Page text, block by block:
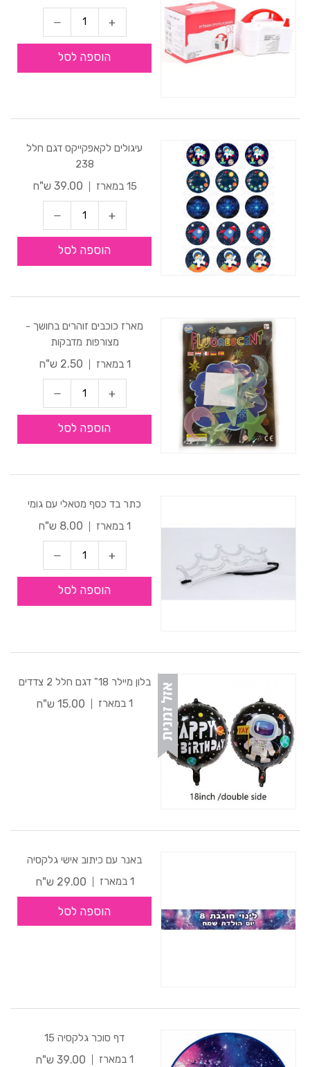
הוספה לסל
עיגולים לקאפקייקס דגם חלל
238
15 במארז
39.00 ש"ח
הוספה לסל
מארז כוכבים זוהרים בחושך -
מצורפות מדבקות
1 במארז
2.50 ש"ח
הוספה לסל
כתר בד כסף מטאלי עם גומי
1 במארז
8.00 ש"ח
הוספה לסל
בלון מיילר 18" דגם חלל 2 צדדים
1 במארז
15.00 ש"ח
באנר עם כיתוב אישי גלקסיה
1 במארז
29.00 ש"ח
הוספה לסל
דף סוכר גלקסיה 15
1 במארז
39.00 ש"ח